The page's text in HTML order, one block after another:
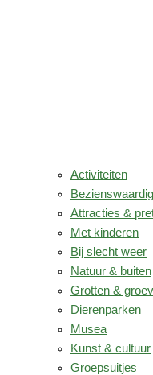
Activiteiten
Attracties &
Met kinderen
Bij slecht weer
Natuur & buiten
Grotten &
Dierenparken
Musea
Kunst & cultuur
Groepsuitjes